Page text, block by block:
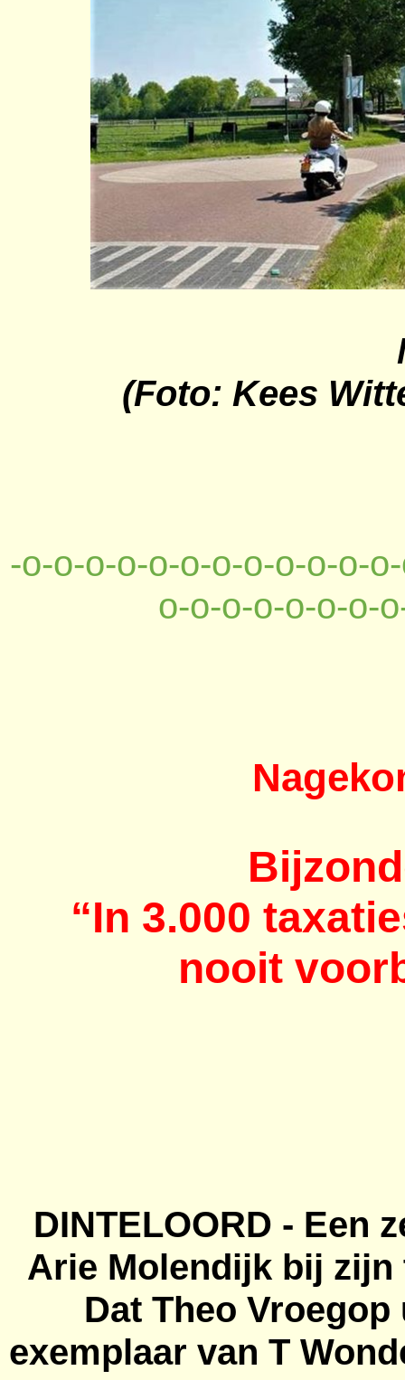
(Foto: Kees
-o-o-o-o-o-o-o-o-o-o-o-
o-o-o-o-o-o-o-
“In 3.000
nooit
DINTELOORD - Een
Arie Molendijk bij zijn
Dat TheoVroegop
exemplaar van T